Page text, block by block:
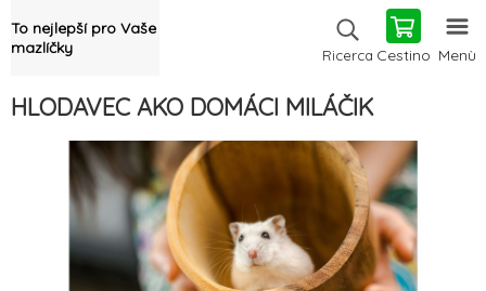
To nejlepší pro Vaše
mazlíčky
Ricerca Cestino Menù
HLODAVEC AKO DOMÁCI MILÁČIK